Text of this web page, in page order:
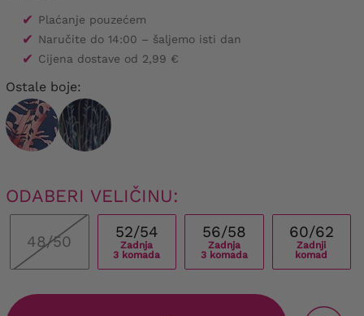
✔ Plaćanje pouzećem
✔ Naručite do 14:00 – šaljemo isti dan
✔ Cijena dostave od 2,99 €
Ostale boje:
ODABERI VELIČINU:
48/50
52/54
Zadnja
3 komada
56/58
Zadnja
3 komada
60/62
Zadnji
komad